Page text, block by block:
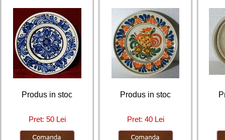
Produs in stoc
Pret: 50 Lei
Produs in stoc
Pret: 40 Lei